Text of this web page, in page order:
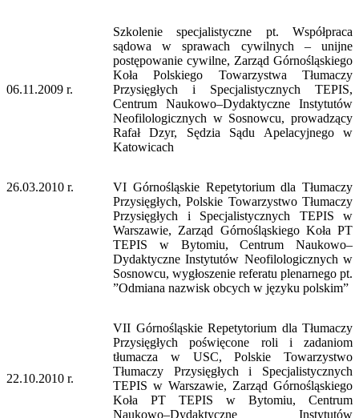
06.11.2009 r.
Szkolenie specjalistyczne pt. Współpraca
sądowa w sprawach cywilnych – unijne
postępowanie cywilne, Zarząd Górnośląskiego
Koła Polskiego Towarzystwa Tłumaczy
Przysięgłych i Specjalistycznych TEPIS,
Centrum Naukowo–Dydaktyczne Instytutów
Neofilologicznych w Sosnowcu, prowadzący
Rafał Dzyr, Sędzia Sądu Apelacyjnego w
Katowicach
26.03.2010 r.
VI Górnośląskie Repetytorium dla Tłumaczy
Przysięgłych, Polskie Towarzystwo Tłumaczy
Przysięgłych i Specjalistycznych TEPIS w
Warszawie, Zarząd Górnośląskiego Koła PT
TEPIS w Bytomiu, Centrum Naukowo–
Dydaktyczne Instytutów Neofilologicznych w
Sosnowcu, wygłoszenie referatu plenarnego pt.
”Odmiana nazwisk obcych w języku polskim”
22.10.2010 r.
VII Górnośląskie Repetytorium dla Tłumaczy
Przysięgłych poświęcone roli i zadaniom
tłumacza w USC, Polskie Towarzystwo
Tłumaczy Przysięgłych i Specjalistycznych
TEPIS w Warszawie, Zarząd Górnośląskiego
Koła PT TEPIS w Bytomiu, Centrum
Naukowo–Dydaktyczne Instytutów